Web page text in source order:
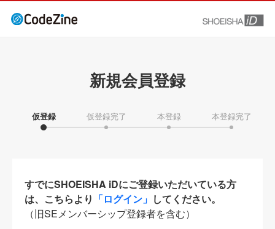
新規会員登録
仮登録 仮登録完了 本登録 本登録完了
すでにSHOEISHA iDにご登録いただいている方
は、こちらより 「ログイン」 してください。
（旧SEメンバーシップ登録者を含む）